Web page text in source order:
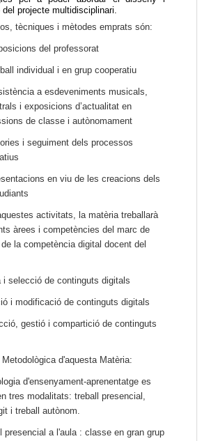
projecte multidisciplinari.
tècniques i mètodes emprats són:
del professorat
individual i en grup cooperatiu
a esdeveniments musicals,
i exposicions d’actualitat en
de classe i autònomament
i seguiment dels processos
en viu de les creacions dels
activitats, la matèria treballarà
àrees i competències del marc de
la competència digital docent del
i selecció de continguts digitals
i modificació de continguts digitals
gestió i compartició de continguts
d'aquesta Matèria:
d'ensenyament-aprenentatge es
tres modalitats: treball presencial,
i treball autònom.
presencial a l'aula : classe en gran grup